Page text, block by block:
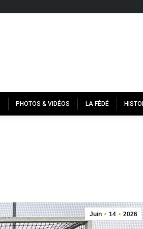
PHOTOS & VIDÉOS LA FÉDÉ
Juin 14 2026